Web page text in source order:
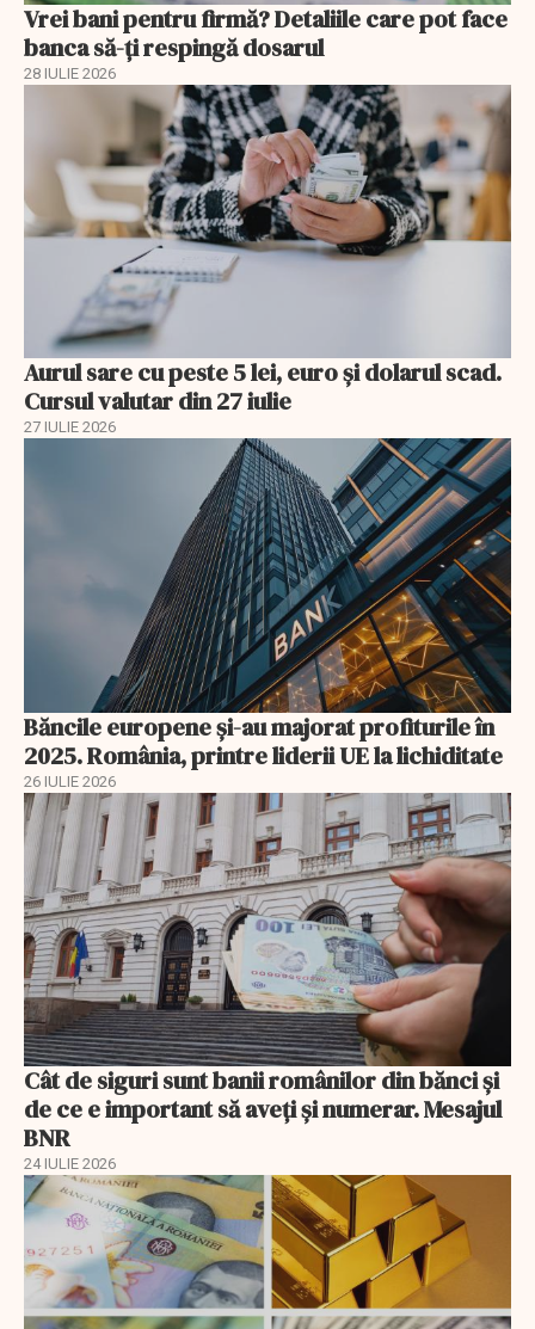
Vrei bani pentru firmă? Detaliile care pot face
banca să-ți respingă dosarul
28 IULIE 2026
Aurul sare cu peste 5 lei, euro și dolarul scad.
Cursul valutar din 27 iulie
27 IULIE 2026
Băncile europene și-au majorat profiturile în
2025. România, printre liderii UE la lichiditate
26 IULIE 2026
Cât de siguri sunt banii românilor din bănci şi
de ce e important să aveţi şi numerar. Mesajul
BNR
24 IULIE 2026